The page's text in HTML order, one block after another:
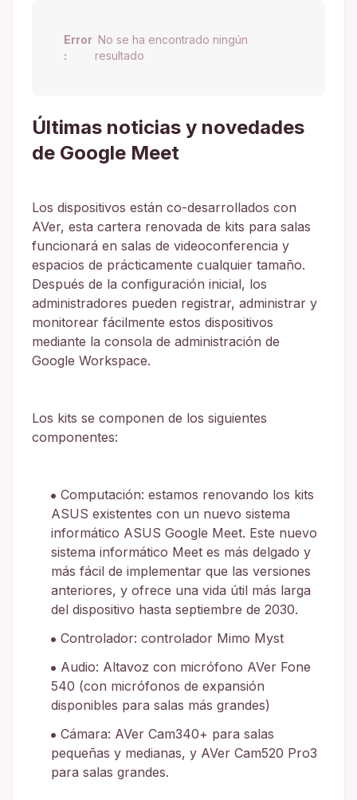
Error
:
No se ha encontrado ningún
resultado
Últimas noticias y novedades
de Google Meet
Los dispositivos están co-desarrollados con
AVer, esta cartera renovada de kits para salas
funcionará en salas de videoconferencia y
espacios de prácticamente cualquier tamaño.
Después de la configuración inicial, los
administradores pueden registrar, administrar y
monitorear fácilmente estos dispositivos
mediante la consola de administración de
Google Workspace.
Los kits se componen de los siguientes
componentes:
Computación: estamos renovando los kits
ASUS existentes con un nuevo sistema
informático ASUS Google Meet. Este nuevo
sistema informático Meet es más delgado y
más fácil de implementar que las versiones
anteriores, y ofrece una vida útil más larga
del dispositivo hasta septiembre de 2030.
Controlador: controlador Mimo Myst
Audio: Altavoz con micrófono AVer Fone
540 (con micrófonos de expansión
disponibles para salas más grandes)
Cámara: AVer Cam340+ para salas
pequeñas y medianas, y AVer Cam520 Pro3
para salas grandes.